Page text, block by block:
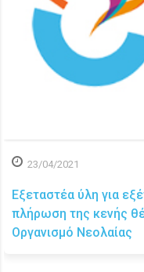
23/04/2021
Εξεταστέα ύλη για
πλήρωση της κενής
Οργανισμό Νεολαίας